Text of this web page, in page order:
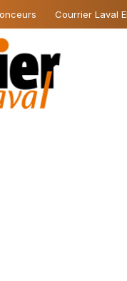
Courrier Laval